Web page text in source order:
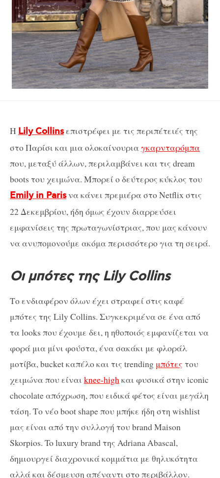
Η Lily Collinsεπιστρέφει με τις περιπέτειές της
στο Παρίσι και μια ολοκαίνουριαγκαρνταρόμπα
που, μεταξύ άλλων, περιλαμβάνει και τις dream
boots του χειμώνα. Μπορεί ο δεύτερος κύκλος του
Emily in Parisνα κάνει πρεμιέρα στο Netflix στις
22 Δεκεμβρίου, ήδη όμως έχουν διαρρεύσει
εμφανίσεις της πρωταγωνίστριας, που μας κάνουν
να ανυπομονούμε ακόμα περισσότερο για τη σειρά.
Οι μπότες της Lily Collins
Το ενδιαφέρον όλων έχει στραφεί στις καφέ
μπότες της Lily Collins. Συγκεκριμένα σε ένα από
τα looks που έχουμε δει, η ηθοποιός εμφανίζεται να
φορά μια μίνι φούστα, ένα σακάκι με φλοράλ
μοτίβα, bucket καπέλο και τις trending μπότες του
χειμώνα που είναι knee-high και φυσικά στην iconic
chocolate απόχρωση, που ειδικά φέτος είναι μεγάλη
τάση. Το νέο boot shape που μπήκε ήδη στη wishlist
μας είναι από την συλλογή του brand Maison
Skorpios. To luxury brand της Adriana Abascal,
δημιουργεί διαχρονικά κομμάτια με θηλυκότητα
αλλά και δέσμευση απέναντι στο περιβάλλον.